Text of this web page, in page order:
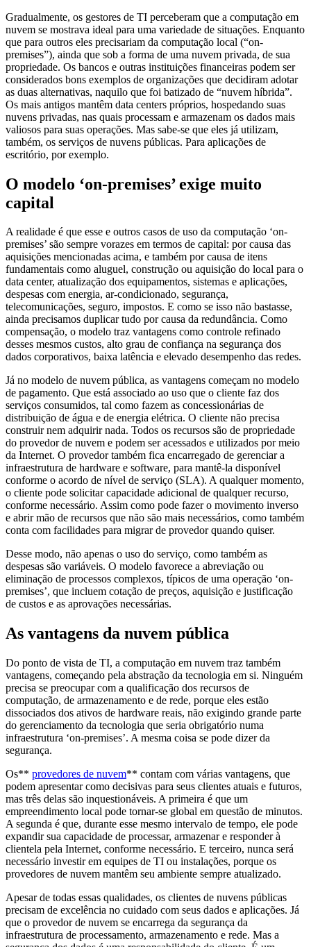
Gradualmente, os gestores de TI perceberam que a computação em
nuvem se mostrava ideal para uma variedade de situações. Enquanto
que para outros eles precisariam da computação local (“on-
premises”), ainda que sob a forma de uma nuvem privada, de sua
propriedade. Os bancos e outras instituições financeiras podem ser
considerados bons exemplos de organizações que decidiram adotar
as duas alternativas, naquilo que foi batizado de “nuvem híbrida”.
Os mais antigos mantêm data centers próprios, hospedando suas
nuvens privadas, nas quais processam e armazenam os dados mais
valiosos para suas operações. Mas sabe-se que eles já utilizam,
também, os serviços de nuvens públicas. Para aplicações de
escritório, por exemplo.
O modelo ‘on-premises’ exige muito
capital
A realidade é que esse e outros casos de uso da computação ‘on-
premises’ são sempre vorazes em termos de capital: por causa das
aquisições mencionadas acima, e também por causa de itens
fundamentais como aluguel, construção ou aquisição do local para o
data center, atualização dos equipamentos, sistemas e aplicações,
despesas com energia, ar-condicionado, segurança,
telecomunicações, seguro, impostos. E como se isso não bastasse,
ainda precisamos duplicar tudo por causa da redundância. Como
compensação, o modelo traz vantagens como controle refinado
desses mesmos custos, alto grau de confiança na segurança dos
dados corporativos, baixa latência e elevado desempenho das redes.
Já no modelo de nuvem pública, as vantagens começam no modelo
de pagamento. Que está associado ao uso que o cliente faz dos
serviços consumidos, tal como fazem as concessionárias de
distribuição de água e de energia elétrica. O cliente não precisa
construir nem adquirir nada. Todos os recursos são de propriedade
do provedor de nuvem e podem ser acessados e utilizados por meio
da Internet. O provedor também fica encarregado de gerenciar a
infraestrutura de hardware e software, para mantê-la disponível
conforme o acordo de nível de serviço (SLA). A qualquer momento,
o cliente pode solicitar capacidade adicional de qualquer recurso,
conforme necessário. Assim como pode fazer o movimento inverso
e abrir mão de recursos que não são mais necessários, como também
conta com facilidades para migrar de provedor quando quiser.
Desse modo, não apenas o uso do serviço, como também as
despesas são variáveis. O modelo favorece a abreviação ou
eliminação de processos complexos, típicos de uma operação ‘on-
premises’, que incluem cotação de preços, aquisição e justificação
de custos e as aprovações necessárias.
As vantagens da nuvem pública
Do ponto de vista de TI, a computação em nuvem traz também
vantagens, começando pela abstração da tecnologia em si. Ninguém
precisa se preocupar com a qualificação dos recursos de
computação, de armazenamento e de rede, porque eles estão
dissociados dos ativos de hardware reais, não exigindo grande parte
do gerenciamento da tecnologia que seria obrigatório numa
infraestrutura ‘on-premises’. A mesma coisa se pode dizer da
segurança.
Os** provedores de nuvem** contam com várias vantagens, que
podem apresentar como decisivas para seus clientes atuais e futuros,
mas três delas são inquestionáveis. A primeira é que um
empreendimento local pode tornar-se global em questão de minutos.
A segunda é que, durante esse mesmo intervalo de tempo, ele pode
expandir sua capacidade de processar, armazenar e responder à
clientela pela Internet, conforme necessário. E terceiro, nunca será
necessário investir em equipes de TI ou instalações, porque os
provedores de nuvem mantêm seu ambiente sempre atualizado.
Apesar de todas essas qualidades, os clientes de nuvens públicas
precisam de excelência no cuidado com seus dados e aplicações. Já
que o provedor de nuvem se encarrega da segurança da
infraestrutura de processamento, armazenamento e rede. Mas a